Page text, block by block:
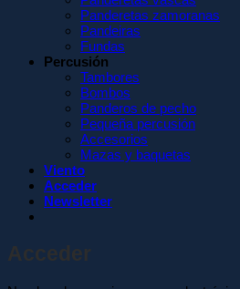
Panderetas zamoranas
Pandeiras
Fundas
Percusión
Tambores
Bombos
Panderos de pecho
Pequeña percusión
Accesorios
Mazas y baquetas
Viento
Acceder
Newsletter
Acceder